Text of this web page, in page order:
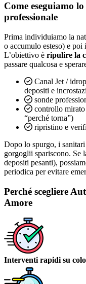
Come eseguiamo
professionale
Prima individuiamo la
o accumulo esteso) e
L’obiettivo è ripulire la
passare qualcosa e
Canal Jet /
depositi e
sonde
controllo mirato
“perché torna”)
ripristino e
Dopo lo spurgo, i sanitari
gorgoglii spariscono. Se
depositi pesanti),
periodica per evitare
Perché scegliere
Amore
Interventi rapidi su